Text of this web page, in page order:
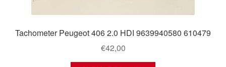
Tachometer Peugeot 406 2.0 HDI 9639940580 610479
€42,00